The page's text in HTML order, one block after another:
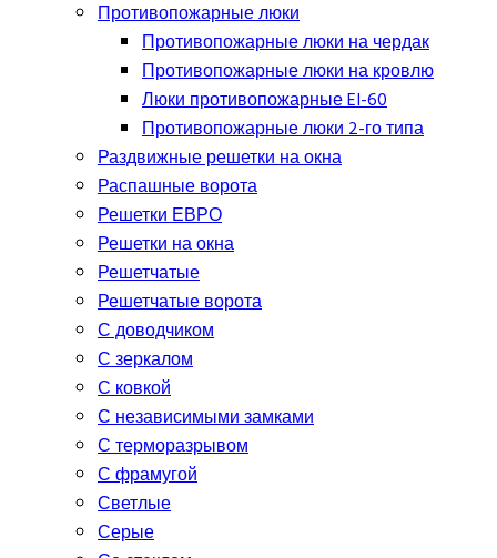
Противопожарные люки
Противопожарные люки на чердак
Противопожарные люки на кровлю
Люки противопожарные EI-60
Противопожарные люки 2-го типа
Раздвижные решетки на окна
Распашные ворота
Решетки ЕВРО
Решетки на окна
Решетчатые
Решетчатые ворота
С доводчиком
С зеркалом
С ковкой
С независимыми замками
С терморазрывом
С фрамугой
Светлые
Серые